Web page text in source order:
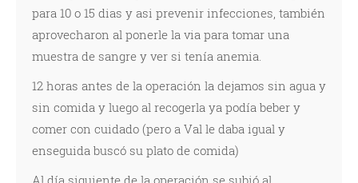
para 10 o 15 dias y asi prevenir infecciones, también
aprovecharon al ponerle la via para tomar una
muestra de sangre y ver si tenía anemia.
12 horas antes de la operación la dejamos sin agua y
sin comida y luego al recogerla ya podía beber y
comer con cuidado (pero a Val le daba igual y
enseguida buscó su plato de comida)
Al día siguiente de la operación se subió al